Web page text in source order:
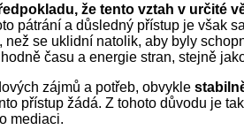
že tento vztah v určité
pátrání a důsledný přístup je však
se uklidní natolik, aby byly
času a energie stran, stejně
zájmů a potřeb, obvykle
přístup žádá. Z tohoto důvodu je
mediaci.